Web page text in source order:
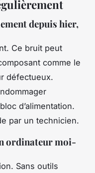
depuis hier,
Ce bruit peut
comme le
défectueux.
d’alimentation.
par un technicien.
ordinateur moi-
Sans outils